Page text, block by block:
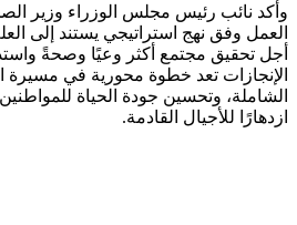
وأكد نائب رئيس مجلس الوزراء وزير
العمل وفق نهج استراتيجي يستند إلى
أجل تحقيق مجتمع أكثر وعيًا وصحةً
الإنجازات تعد خطوة محورية في مسيرة
الشاملة، وتحسين جودة الحياة
ازدهارًا للأجيال القادمة.